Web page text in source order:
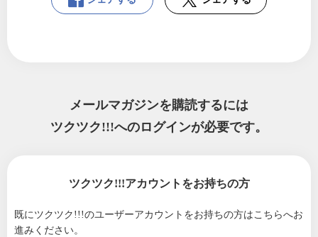
メールマガジンを購読するには
ツクツク!!!へのログインが必要です。
ツクツク!!!アカウントをお持ちの方
既にツクツク!!!のユーザーアカウントをお持ちの方はこちらへお
進みください。